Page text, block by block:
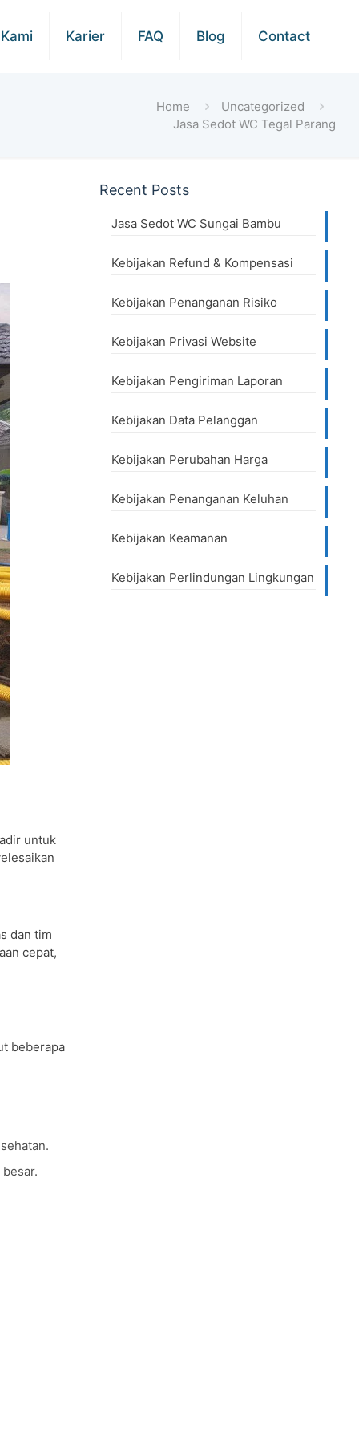
Karier FAQ Blog Contact
Home
Uncategorized
Jasa Sedot WC Tegal Parang
untuk
dan tim
cepat,
beberapa
Recent Posts
Jasa Sedot WC Sungai Bambu
Kebijakan Refund & Kompensasi
Kebijakan Penanganan Risiko
Kebijakan Privasi Website
Kebijakan Pengiriman Laporan
Kebijakan Data Pelanggan
Kebijakan Perubahan Harga
Kebijakan Penanganan Keluhan
Kebijakan Keamanan
Kebijakan Perlindungan Lingkungan